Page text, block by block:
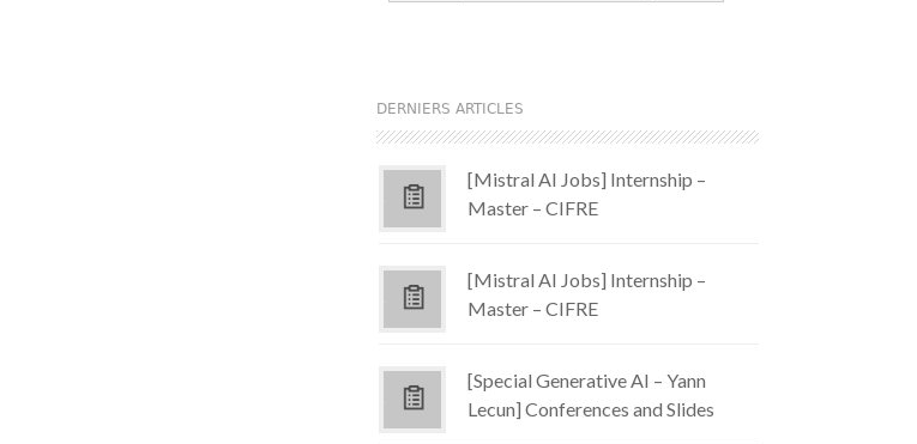
DERNIERS ARTICLES
[Mistral AI Jobs] Internship –
Master – CIFRE
[Mistral AI Jobs] Internship –
Master – CIFRE
[Special Generative AI – Yann
Lecun] Conferences and Slides